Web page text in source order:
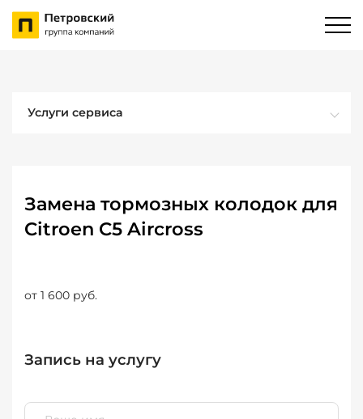
Услуги сервиса
Замена тормозных колодок для
Citroen C5 Aircross
от 1 600 руб.
Запись на услугу